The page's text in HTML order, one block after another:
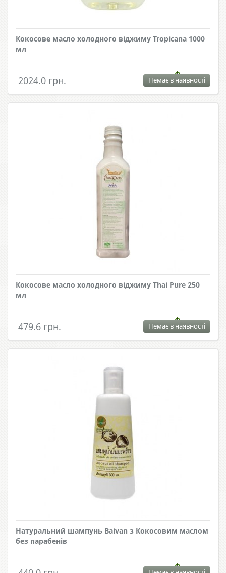
Кокосове масло холодного віджиму Tropicana 1000
мл
2024.0 грн. Немає в наявності
Кокосове масло холодного віджиму Thai Pure 250
мл
479.6 грн. Немає в наявності
Натуральний шампунь Baivan з Кокосовим маслом
без парабенів